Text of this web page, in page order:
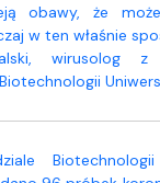
obawy, że
w ten właśnie
wirusolog z